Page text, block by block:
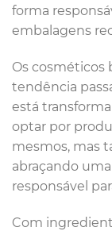
forma
embalagens
Os cosméticos
tendência
está
optar por
mesmos, mas
abraçando
responsável
Com